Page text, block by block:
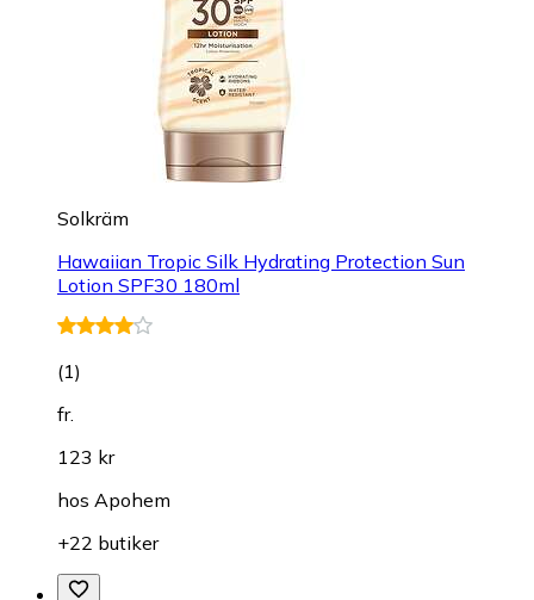
Solkräm
Hawaiian Tropic Silk Hydrating Protection Sun
Lotion SPF30 180ml
(1)
fr.
123 kr
hos Apohem
+22 butiker